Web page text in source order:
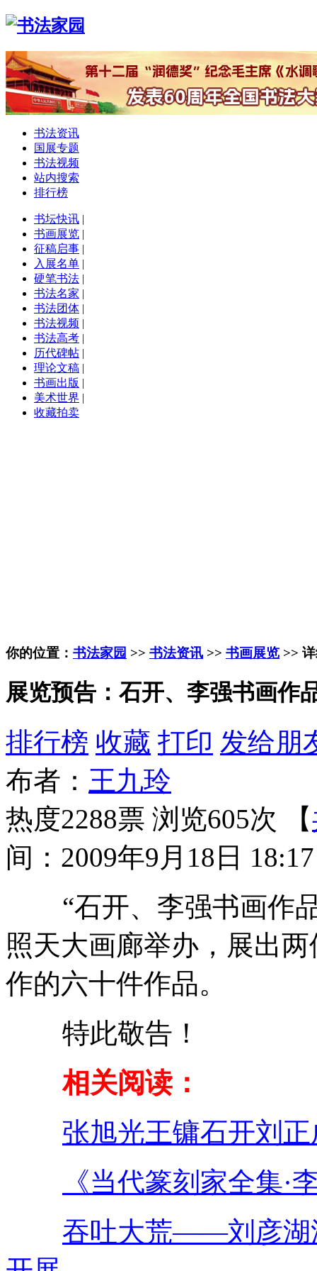
书法资讯
国展专题
书法视频
站内搜索
排行榜
书坛快讯 |
书画展览 |
征稿启事 |
入展名单 |
硬笔书法 |
书法名家 |
书法团体 |
书法视频 |
书法高考 |
历代碑帖 |
理论文稿 |
书画出版 |
美术世界 |
收藏拍卖
你的位置： 书法家园 >> 书法资讯 >> 书画展览 >>
展览预告：石开、李强书画作
排行榜 收藏 打印 发给朋
布者： 王九玲
热度2288票 浏览605次 【
间：2009年9月18日 18:17
“石开、李强书画作品
照天大画廊举办，展出
作的六十件作品。
特此敬告！
相关阅读：
张旭光王镛石开刘
《当代篆刻家全集·
吞吐大荒——刘彦湖